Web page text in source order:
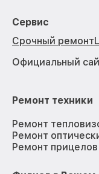
Сервис
Срочный ремонт
Официальный
Ремонт техники
Ремонт
Ремонт
Ремонт